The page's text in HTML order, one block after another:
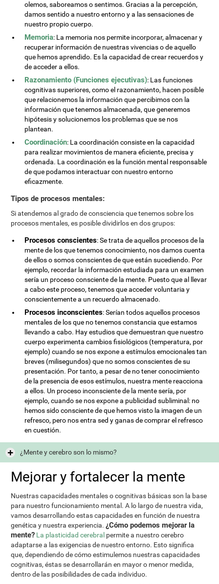
olemos, saboreamos o sentimos. Gracias a la percepción,
damos sentido a nuestro entorno y a las sensaciones de
nuestro propio cuerpo.
Memoria: La memoria nos permite incorporar, almacenar y
recuperar información de nuestras vivencias o de aquello
que hemos aprendido. Es la capacidad de crear recuerdos y
de acceder a ellos.
Razonamiento (Funciones ejecutivas): Las funciones
cognitivas superiores, como el razonamiento, hacen posible
que relacionemos la información que percibimos con la
información que tenemos almacenada, que generemos
hipótesis y solucionemos los problemas que se nos
plantean.
Coordinación: La coordinación consiste en la capacidad
para realizar movimientos de manera eficiente, precisa y
ordenada. La coordinación es la función mental responsable
de que podamos interactuar con nuestro entorno
eficazmente.
Tipos de procesos mentales:
Si atendemos al grado de consciencia que tenemos sobre los
procesos mentales, es posible dividirlos en dos grupos:
Procesos conscientes: Se trata de aquellos procesos de la
mente de los que tenemos conocimiento, nos damos cuenta
de ellos o somos conscientes de que están sucediendo. Por
ejemplo, recordar la información estudiada para un examen
sería un proceso consciente de la mente. Puesto que al llevar
a cabo este proceso, tenemos que acceder voluntaria y
conscientemente a un recuerdo almacenado.
Procesos inconscientes: Serían todos aquellos procesos
mentales de los que no tenemos constancia que estamos
llevando a cabo. Hay estudios que demuestran que nuestro
cuerpo experimenta cambios fisiológicos (temperatura, por
ejemplo) cuando se nos expone a estímulos emocionales tan
breves (milisegundos) que no somos conscientes de su
presentación. Por tanto, a pesar de no tener conocimiento
de la presencia de esos estímulos, nuestra mente reacciona
a ellos. Un proceso inconsciente de la mente sería, por
ejemplo, cuando se nos expone a publicidad subliminal: no
hemos sido consciente de que hemos visto la imagen de un
refresco, pero nos entra sed y ganas de comprar el refresco
en cuestión.
¿Mente y cerebro son lo mismo?
Mejorar y fortalecer la mente
Nuestras capacidades mentales o cognitivas básicas son la base
para nuestro funcionamiento mental. A lo largo de nuestra vida,
vamos desarrollando estas capacidades en función de nuestra
genética y nuestra experiencia.¿Cómo podemos mejorar la
mente? La plasticidad cerebral permite a nuestro cerebro
adaptarse a las exigencias de nuestro entorno. Esto significa
que, dependiendo de cómo estimulemos nuestras capacidades
cognitivas, éstas se desarrollarán en mayor o menor medida,
dentro de las posibilidades de cada individuo.